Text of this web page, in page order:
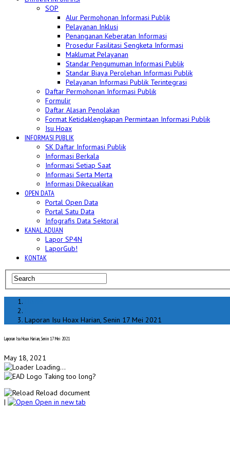
SOP
Alur Permohonan Informasi Publik
Pelayanan Inklusi
Penanganan Keberatan Informasi
Prosedur Fasilitasi Sengketa Informasi
Maklumat Pelayanan
Standar Pengumuman Informasi Publik
Standar Biaya Perolehan Informasi Publik
Pelayanan Informasi Publik Terintegrasi
Daftar Permohonan Informasi Publik
Formulir
Daftar Alasan Penolakan
Format Ketidaklengkapan Permintaan Informasi Publik
Isu Hoax
INFORMASI PUBLIK
SK Daftar Informasi Publik
Informasi Berkala
Informasi Setiap Saat
Informasi Serta Merta
Informasi Dikecualikan
OPEN DATA
Portal Open Data
Portal Satu Data
Infografis Data Sektoral
KANAL ADUAN
Lapor SP4N
LaporGub!
KONTAK
Laporan Isu Hoax Harian, Senin 17 Mei 2021
Laporan Isu Hoax Harian, Senin 17 Mei 2021
May 18, 2021
Loading...
Taking too long?
Reload document
|
Open in new tab